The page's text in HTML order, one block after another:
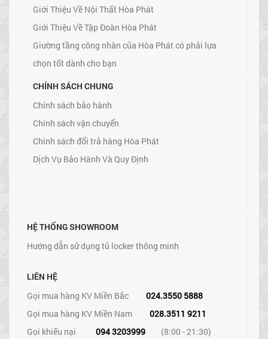
Giới Thiệu Về Nội Thất Hòa Phát
Giới Thiệu Về Tập Đoàn Hòa Phát
Giường tầng công nhân của Hòa Phát có phải lựa
chọn tốt dành cho bạn
CHÍNH SÁCH CHUNG
Chính sách bảo hành
Chính sách vận chuyển
Chính sách đổi trả hàng Hòa Phát
Dịch Vụ Bảo Hành Và Quy Định
HỆ THỐNG SHOWROOM
Hướng dẫn sử dụng tủ locker thông minh
LIÊN HỆ
Gọi mua hàng KV Miền Bắc
024.3550 5888
Gọi mua hàng KV Miền Nam
028.3511 9211
Gọi khiếu nại
094 3203999
(8:00 - 21:30)